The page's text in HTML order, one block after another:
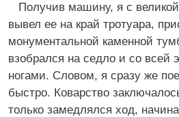
Получив машину, я с
вывел ее на край тротуара,
монументальной каменной
взобрался на седло и со всей
ногами. Словом, я сразу же
быстро. Коварство
только замедлялся ход,